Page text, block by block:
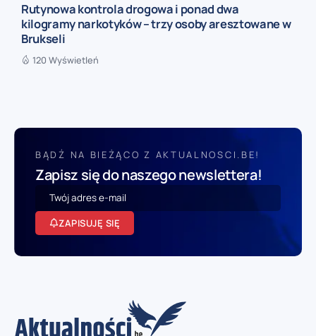
Rutynowa kontrola drogowa i ponad dwa
kilogramy narkotyków – trzy osoby aresztowane w
Brukseli
120 Wyświetleń
BĄDŹ NA BIEŻĄCO Z AKTUALNOSCI.BE!
Zapisz się do naszego newslettera!
ZAPISUJĘ SIĘ